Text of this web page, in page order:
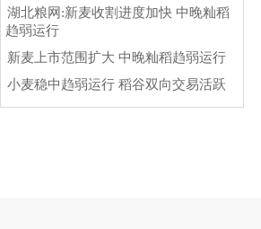
湖北粮网:新麦收割进度加快 中晚籼稻
趋弱运行
新麦上市范围扩大 中晚籼稻趋弱运行
小麦稳中趋弱运行 稻谷双向交易活跃